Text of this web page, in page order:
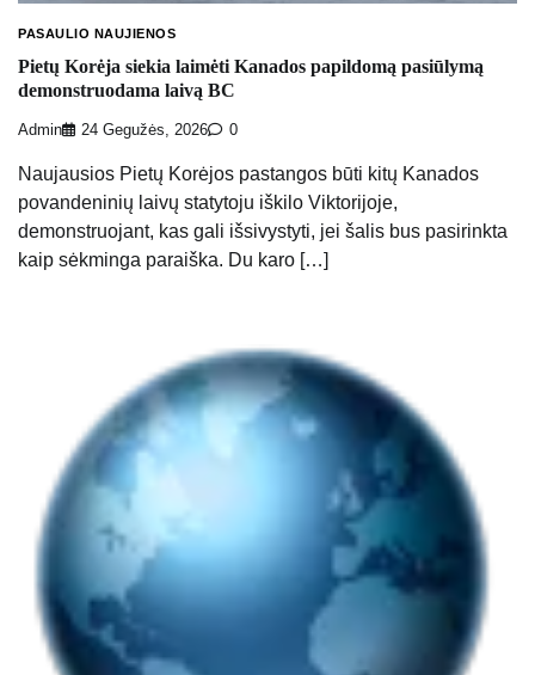
PASAULIO NAUJIENOS
Pietų Korėja siekia laimėti Kanados papildomą pasiūlymą
demonstruodama laivą BC
Admin 24 Gegužės, 2026 0
Naujausios Pietų Korėjos pastangos būti kitų Kanados
povandeninių laivų statytoju iškilo Viktorijoje,
demonstruojant, kas gali išsivystyti, jei šalis bus pasirinkta
kaip sėkminga paraiška. Du karo […]